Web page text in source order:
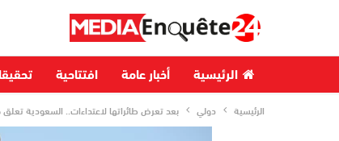
الرئيسية أخبار عامة افتتاحية
الرئيسية دولي بعد تعرض طائراتها لاعتداءات.. السعودية